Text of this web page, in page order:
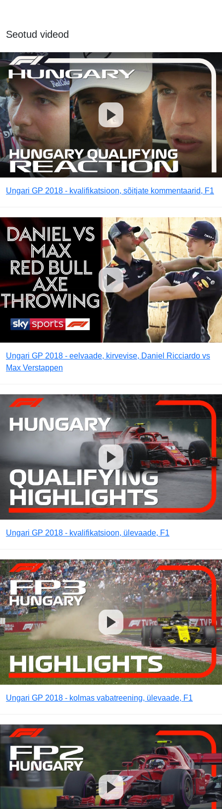
Seotud videod
Ungari GP 2018 - kvalifikatsioon, sõitjate kommentaarid, F1
Ungari GP 2018 - eelvaade, kirvevise, Daniel Ricciardo vs
Max Verstappen
Ungari GP 2018 - kvalifikatsioon, ülevaade, F1
Ungari GP 2018 - kolmas vabatreening, ülevaade, F1